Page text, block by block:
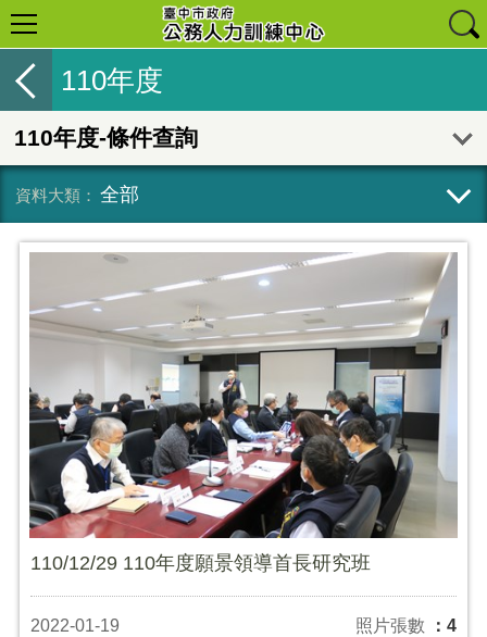
110年度
110年度-條件查詢
全部
110/12/29 110年度願景領導首長研究班
2022-01-19 照片張數 ：4